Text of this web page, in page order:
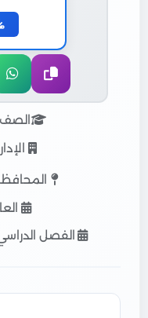
الفصل